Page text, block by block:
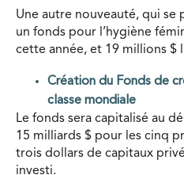
Une autre nouveauté, qui se
un fonds pour l’hygiène
cette année, et 19 millions $
Création du Fonds de
classe mondiale
Le fonds sera capitalisé au
15 milliards $ pour les cinq
trois dollars de capitaux
investi.